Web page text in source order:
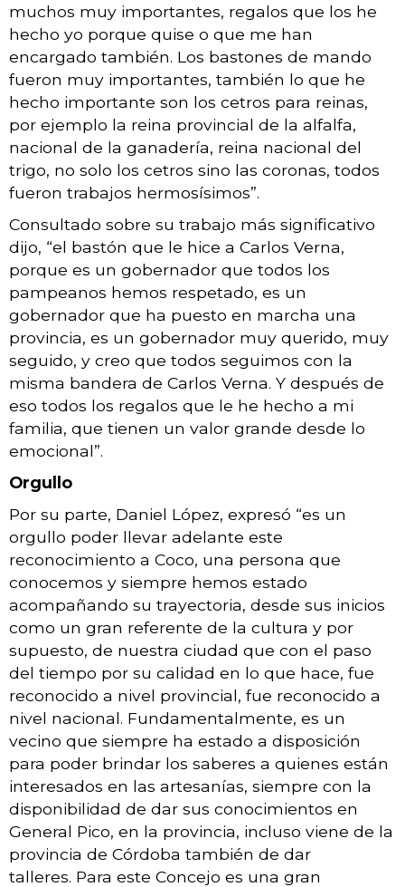
muchos muy importantes, regalos que los he
hecho yo porque quise o que me han
encargado también. Los bastones de mando
fueron muy importantes, también lo que he
hecho importante son los cetros para reinas,
por ejemplo la reina provincial de la alfalfa,
nacional de la ganadería, reina nacional del
trigo, no solo los cetros sino las coronas, todos
fueron trabajos hermosísimos”.
Consultado sobre su trabajo más significativo
dijo, “el bastón que le hice a Carlos Verna,
porque es un gobernador que todos los
pampeanos hemos respetado, es un
gobernador que ha puesto en marcha una
provincia, es un gobernador muy querido, muy
seguido, y creo que todos seguimos con la
misma bandera de Carlos Verna. Y después de
eso todos los regalos que le he hecho a mi
familia, que tienen un valor grande desde lo
emocional”.
Orgullo
Por su parte, Daniel López, expresó “es un
orgullo poder llevar adelante este
reconocimiento a Coco, una persona que
conocemos y siempre hemos estado
acompañando su trayectoria, desde sus inicios
como un gran referente de la cultura y por
supuesto, de nuestra ciudad que con el paso
del tiempo por su calidad en lo que hace, fue
reconocido a nivel provincial, fue reconocido a
nivel nacional. Fundamentalmente, es un
vecino que siempre ha estado a disposición
para poder brindar los saberes a quienes están
interesados en las artesanías, siempre con la
disponibilidad de dar sus conocimientos en
General Pico, en la provincia, incluso viene de la
provincia de Córdoba también de dar
talleres. Para este Concejo es una gran